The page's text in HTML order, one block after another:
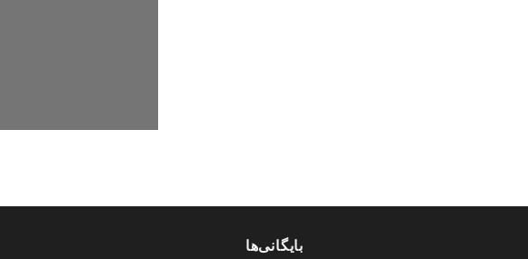
بایگانی‌ها